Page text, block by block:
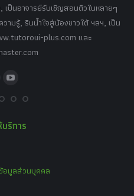
เป็นอาจารย์รับเชิญสอนติวในหลายๆ
วามรู้, รินน้ำใจสู่น้องชาวใต้ ฯลฯ, เป็น
plus.com และ
YouTube
ริการ
อมูลส่วนบุคคล